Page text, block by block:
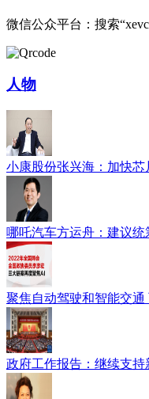
微信公众平台：搜索
人物
小康股份张兴海：加快
哪吒汽车方运舟：建议
聚焦自动驾驶和智能交
政府工作报告：继续支